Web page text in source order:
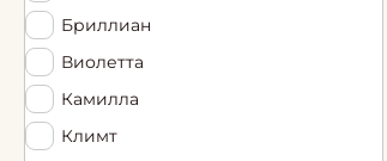
Бриллиан
Виолетта
Камилла
Климт